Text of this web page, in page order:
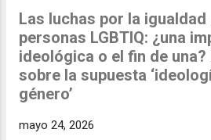
su alineación con un relato, y
convierte en traición. • Escuchar, en
derechos universales, en tibieza.
derechos humanos no es una épica.
salvadores, ni finales inmediatos. Es
cuando el escenario político no es el
Las luchas por la igualdad
personas LGBTIQ: ¿una
ideológica o el fin de una?
sobre la supuesta
género’
mayo 24, 2026